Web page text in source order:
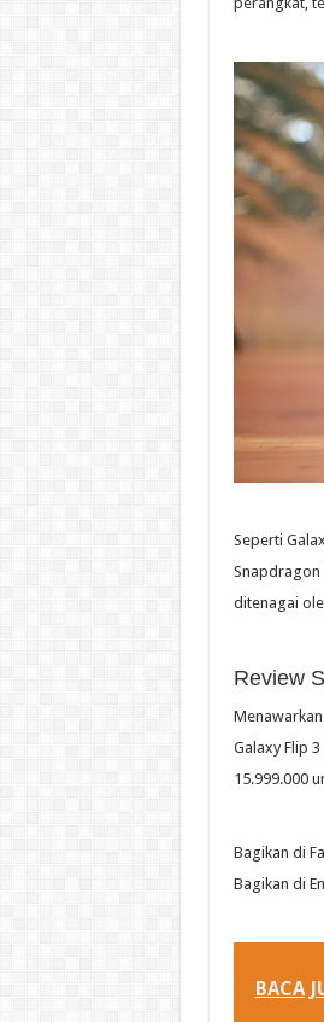
Seperti
Snapdragon
ditenagai
Review
Galaxy Flip
15.999.000
Bagikan di
Bagikan di
BACA